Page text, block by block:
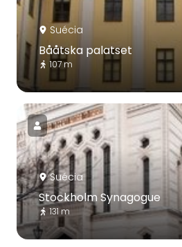
Suécia
Bååtska palatset
107 m
Suécia
Stockholm Synagogue
131 m